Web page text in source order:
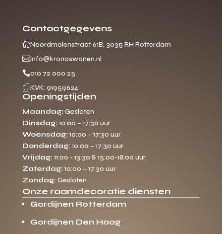
Contactgegevens
Noordmolenstraat 61B, 3035 RH Rotterdam
info@kronoswonen.nl
010 72 000 25
 KVK: 91959624
Openingstijden
Maandag: Gesloten
Dinsdag: 10:00 – 17:30 uur
Woensdag: 10:00 – 17:30 uur
Donderdag: 10:00 – 17:30 uur
Vrijdag: 11:00 - 13:30 & 15:00-18:00 uur
Zaterdag: 10:00 – 17:30 uur
Zondag: Gesloten
Onze raamdecoratie diensten
Gordijnen Rotterdam
Gordijnen Den Haag